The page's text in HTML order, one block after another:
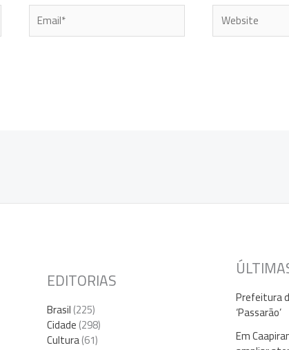
Email* Website
EDITORIAS
Brasil(225)
Cidade(298)
Cultura(61)
Prefeitura
‘Passarão’
Em